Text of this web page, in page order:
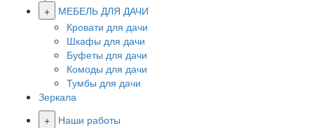
+
МЕБЕЛЬ ДЛЯ ДАЧИ
Кровати для дачи
Шкафы для дачи
Буфеты для дачи
Комоды для дачи
Тумбы для дачи
Зеркала
+
Наши работы